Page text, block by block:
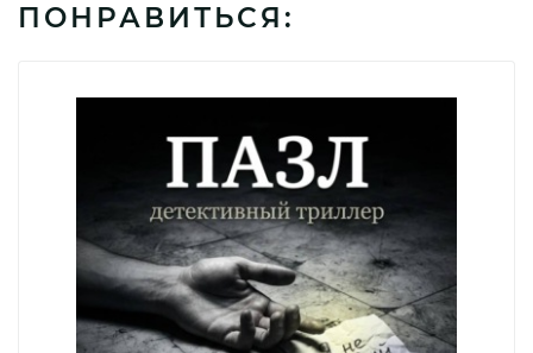
ПОНРАВИТЬСЯ: